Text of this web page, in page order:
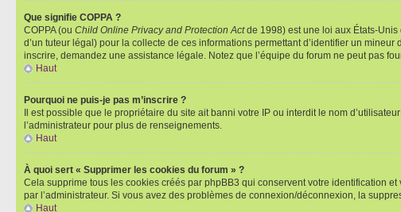
Que signifie COPPA ?
COPPA (ou Child Online Privacy and Protection Actde 1998) est une loi aux États-
d’un tuteur légal) pour la collecte de ces informations permettant d’identifier un
inscrire, demandez une assistance légale. Notez que l’équipe du forum ne peut pas
Haut
Pourquoi ne puis-je pas m’inscrire ?
Il est possible que le propriétaire du site ait banni votre IP ou interdit le nom
l’administrateur pour plus de renseignements.
Haut
À quoi sert « Supprimer les cookies du forum » ?
Cela supprime tous les cookies créés par phpBB3 qui conservent votre identification
par l’administrateur. Si vous avez des problèmes de connexion/déconnexion, la
Haut